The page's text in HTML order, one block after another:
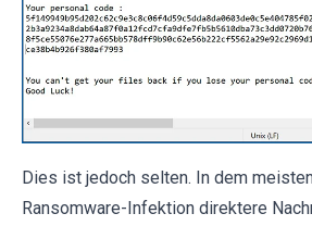
Dies ist jedoch selten. In dem
Ransomware-Infektion direktere